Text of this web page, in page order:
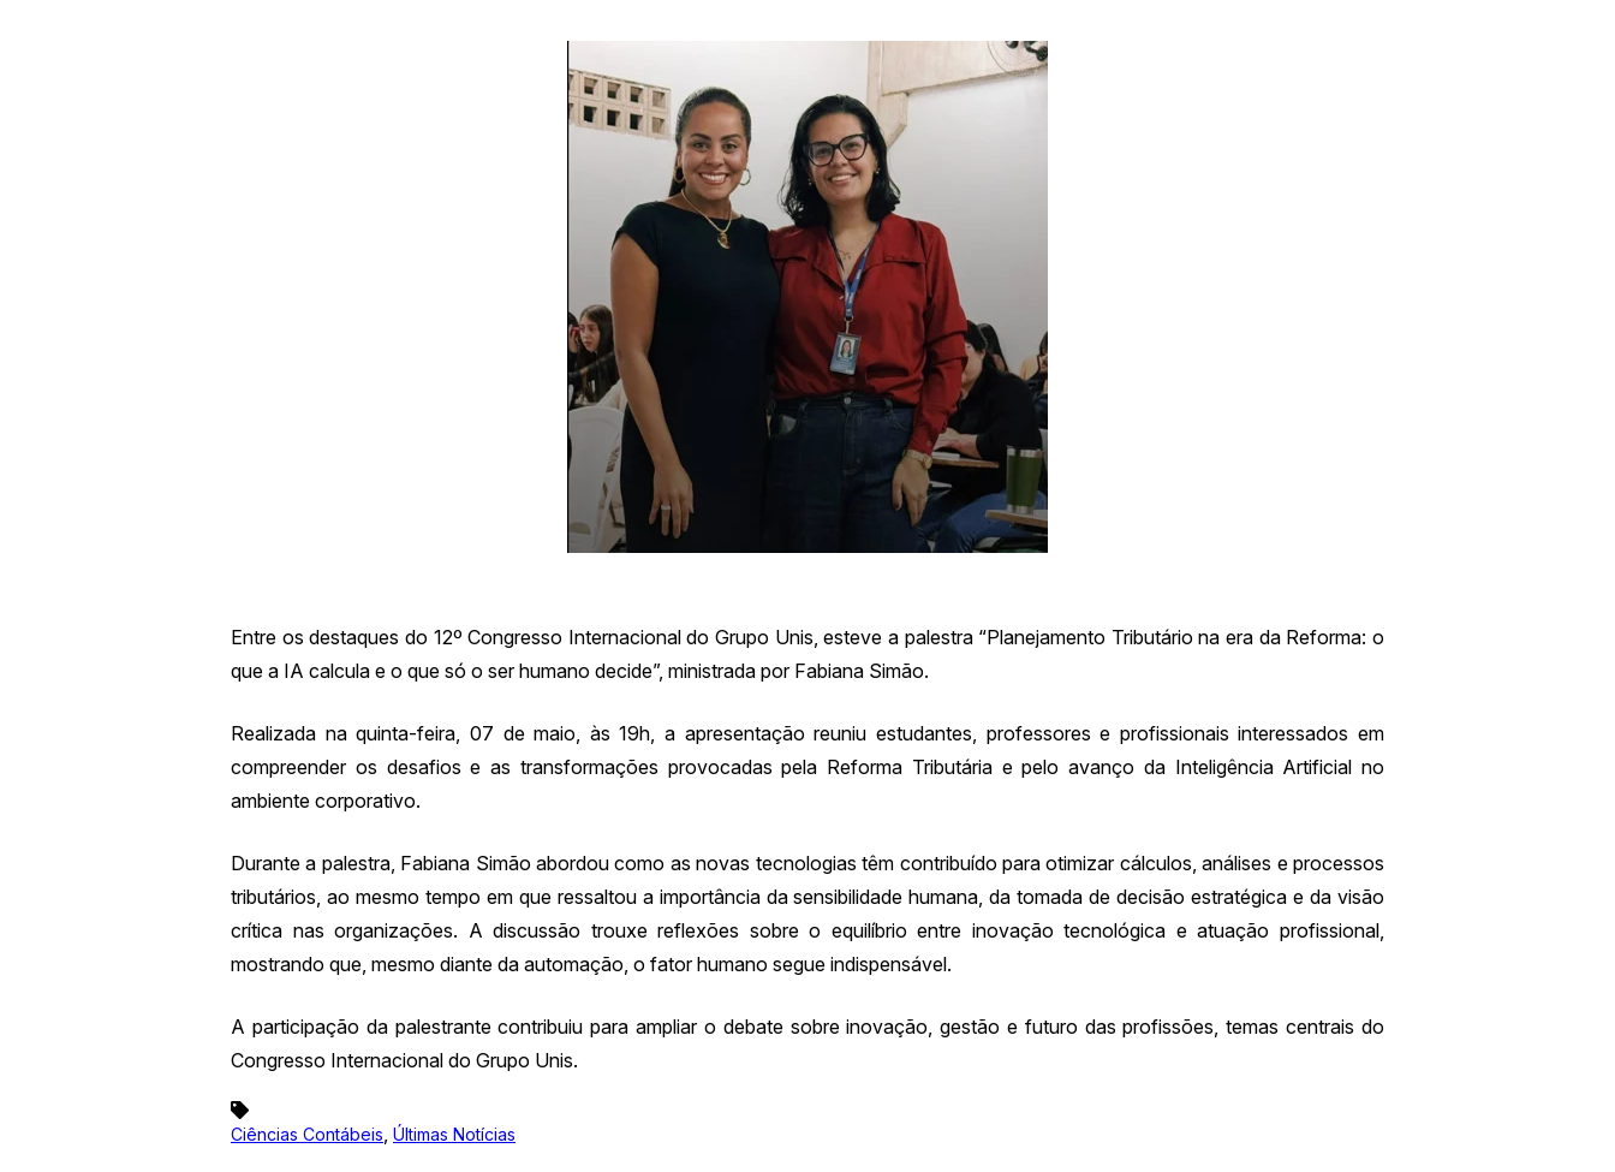
Entre os destaques do 12º Congresso Internacional do Grupo Unis, esteve a palestra “Planejamento Tributário na era da Reforma: o
que a IA calcula e o que só o ser humano decide”, ministrada por Fabiana Simão.
Realizada na quinta-feira, 07 de maio, às 19h, a apresentação reuniu estudantes, professores e profissionais interessados em
compreender os desafios e as transformações provocadas pela Reforma Tributária e pelo avanço da Inteligência Artificial no
ambiente corporativo.
Durante a palestra, Fabiana Simão abordou como as novas tecnologias têm contribuído para otimizar cálculos, análises e processos
tributários, ao mesmo tempo em que ressaltou a importância da sensibilidade humana, da tomada de decisão estratégica e da visão
crítica nas organizações. A discussão trouxe reflexões sobre o equilíbrio entre inovação tecnológica e atuação profissional,
mostrando que, mesmo diante da automação, o fator humano segue indispensável.
A participação da palestrante contribuiu para ampliar o debate sobre inovação, gestão e futuro das profissões, temas centrais do
Congresso Internacional do Grupo Unis.
Ciências Contábeis Últimas Notícias